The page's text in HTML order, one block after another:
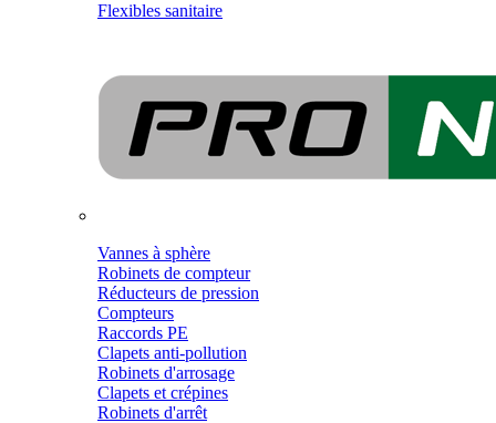
Flexibles sanitaire
Vannes à sphère
Robinets de compteur
Réducteurs de pression
Compteurs
Raccords PE
Clapets anti-pollution
Robinets d'arrosage
Clapets et crépines
Robinets d'arrêt